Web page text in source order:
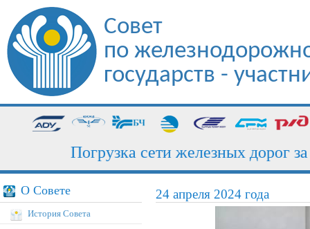
Совет
по
государств -
Погрузка сети железных дорог за
О Совете
История Совета
24 апреля 2024 года